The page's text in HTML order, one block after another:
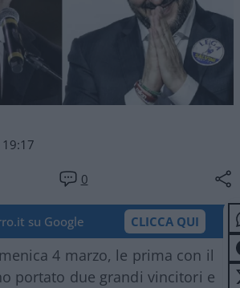
0
su Google CLICCA QUI
4 marzo, le prima con il
portato due grandi vincitori e